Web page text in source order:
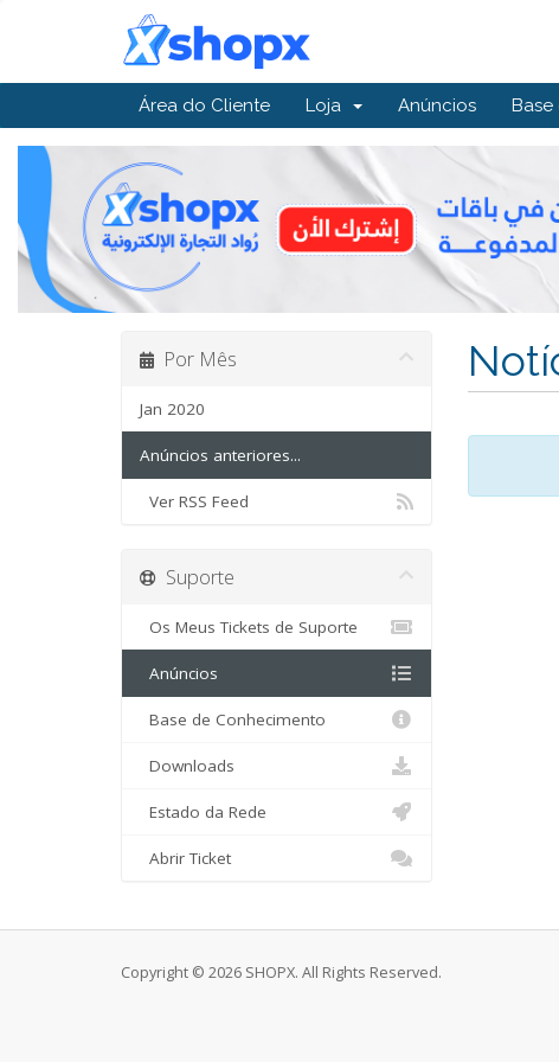
Área do Cliente Loja Anúncios
Por Mês
Jan 2020
Anúncios anteriores...
Ver RSS Feed
Suporte
Os Meus Tickets de Suporte
Anúncios
Base de Conhecimento
Downloads
Estado da Rede
Abrir Ticket
Copyright © 2026 SHOPX. All Rights Reserved.